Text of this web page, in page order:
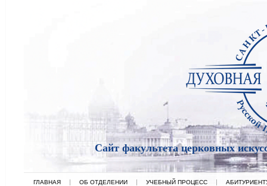
Сайт факультета церковных
ГЛАВНАЯ ОБ ОТДЕЛЕНИИ УЧЕБНЫЙ ПРОЦЕСС